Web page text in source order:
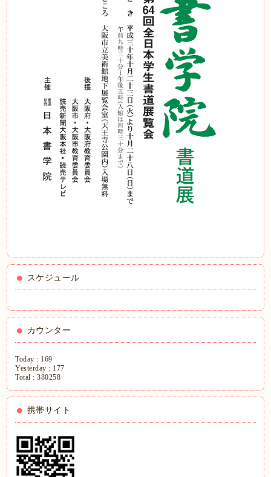
スケジュール
カウンター
Today : 169
Yesterday : 177
Total :380258
携帯サイト